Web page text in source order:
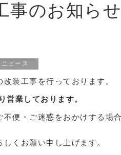
事のお知らせ
ニュース
装工事を行っております。
営業しております。
不便・ご迷惑をおかけする場
くお願い申し上げます。